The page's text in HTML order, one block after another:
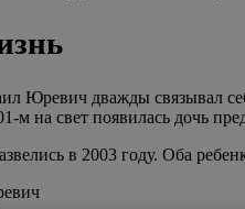
Юревич дважды связывал
м на свет появилась дочь
в 2003 году. Оба